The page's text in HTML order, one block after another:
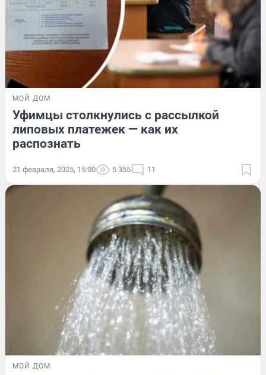
МОЙ ДОМ
Уфимцы столкнулись с рассылкой
липовых платежек — как их
распознать
21 февраля, 2025, 15:00 5 355 11
МОЙ ДОМ